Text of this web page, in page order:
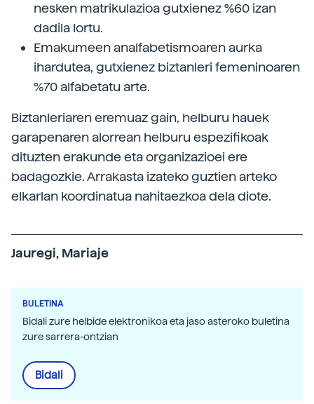
nesken matrikulazioa gutxienez %60 izan
dadila lortu.
Emakumeen analfabetismoaren aurka
ihardutea, gutxienez biztanleri femeninoaren
%70 alfabetatu arte.
Biztanleriaren eremuaz gain, helburu hauek
garapenaren alorrean helburu espezifikoak
dituzten erakunde eta organizazioei ere
badagozkie. Arrakasta izateko guztien arteko
elkarlan koordinatua nahitaezkoa dela diote.
Jauregi, Mariaje
BULETINA
Bidali zure helbide elektronikoa eta jaso asteroko buletina
zure sarrera-ontzian
Bidali